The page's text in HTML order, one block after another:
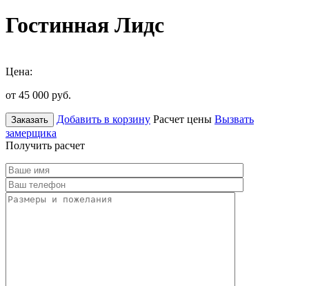
Гостинная Лидс
Цена:
от 45 000 руб.
Заказать Добавить в корзину Расчет цены Вызвать
замерщика
Получить расчет